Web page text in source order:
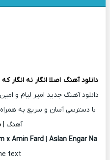
دانلود آهنگ اصلا انگار نه انگار
دانلود آهنگ جدید امیر لیام و
با دسترسی آسان و سریع به
آهنگ |
x Amin Fard| Aslan Engar Na
text